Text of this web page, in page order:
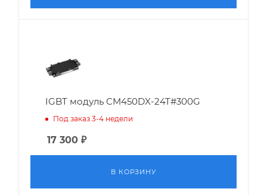
IGBT модуль CM450DX-24T#300G
Под заказ 3-4 недели
17 300 ₽
В КОРЗИНУ